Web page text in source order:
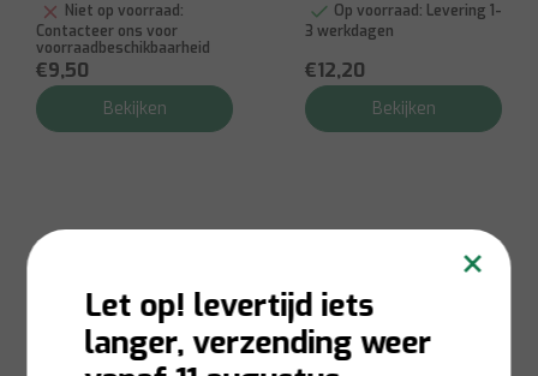
Niet op voorraad:
Contacteer ons voor
voorraadbeschikbaarheid
€9,50
Bekijken
Op voorraad: Levering 1-
3 werkdagen
€12,20
Bekijken
×
Let op! levertijd iets
langer, verzending weer